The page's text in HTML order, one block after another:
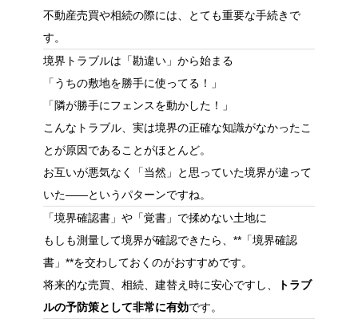
不動産売買や相続の際には、とても重要な手続きで
す。
境界トラブルは「勘違い」から始まる
「うちの敷地を勝手に使ってる！」
「隣が勝手にフェンスを動かした！」
こんなトラブル、実は境界の正確な知識がなかったこ
とが原因であることがほとんど。
お互いが悪気なく「当然」と思っていた境界が違って
いた――というパターンですね。
「境界確認書」や「覚書」で揉めない土地に
もしも測量して境界が確認できたら、**「境界確認
書」**を交わしておくのがおすすめです。
将来的な売買、相続、建替え時に安心ですし、
トラブ
ルの予防策として非常に有効です。